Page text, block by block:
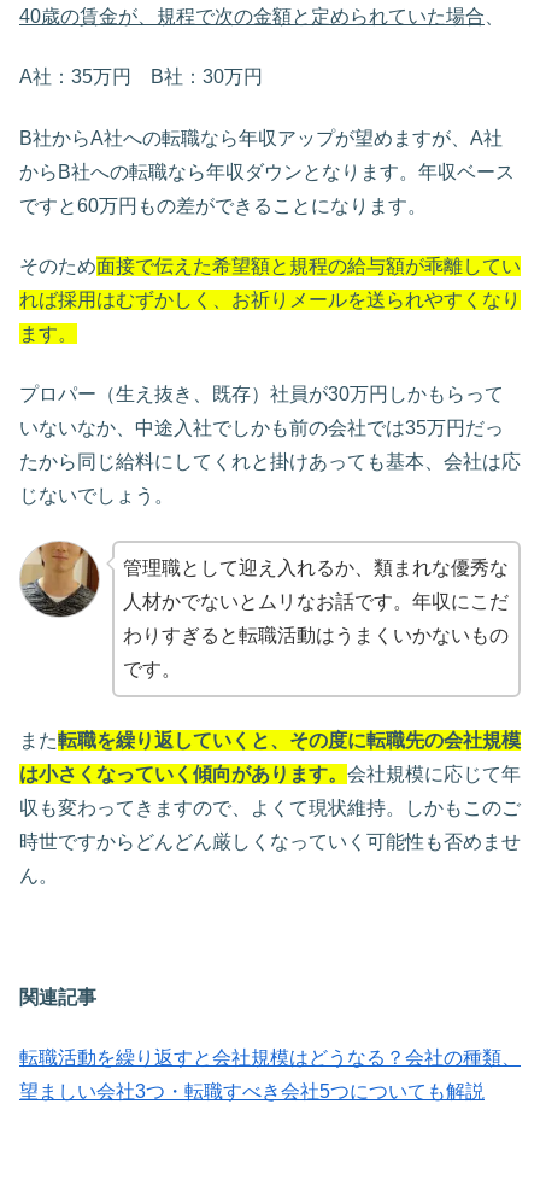
40歳の賃金が、規程で次の金額と定められていた場合
A社：35万円 B社：30万円
B社からA社への転職なら年収アップが望めますが、A社
からB社への転職なら年収ダウンとなります。年収ベース
ですと60万円もの差ができることになります。
そのため面接で伝えた希望額と規程の給与額が乖離してい
れば採用はむずかしく、お祈りメールを送られやすくなり
ます。
プロパー（生え抜き、既存）社員が30万円しかもらって
いないなか、中途入社でしかも前の会社では35万円だっ
たから同じ給料にしてくれと掛けあっても基本、会社は応
じないでしょう。
管理職として迎え入れるか、類まれな優秀な
人材かでないとムリなお話です。年収にこだ
わりすぎると転職活動はうまくいかないもの
です。
また転職を繰り返していくと、その度に転職先の会社規模
は小さくなっていく傾向があります。 会社規模に応じて年
収も変わってきますので、よくて現状維持。しかもこのご
時世ですからどんどん厳しくなっていく可能性も否めませ
ん。
関連記事
転職活動を繰り返すと会社規模はどうなる？会社の種類、
望ましい会社3つ・転職すべき会社5つについても解説